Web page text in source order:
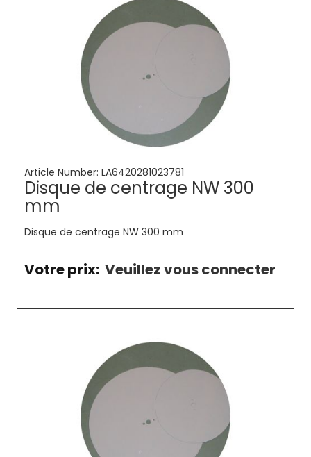
Article Number: LA6420281023781
Disque de centrage NW 300
mm
Disque de centrage NW 300 mm
Votre prix: Veuillez vous connecter